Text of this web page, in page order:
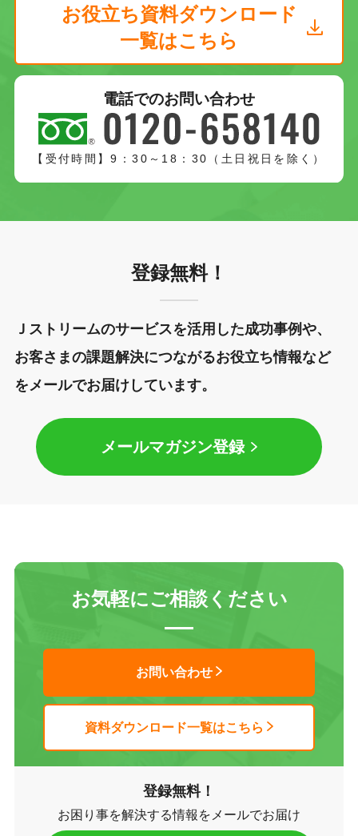
お役立ち資料ダウンロード
一覧はこちら
電話でのお問い合わせ
【受付時間】9：30～18：30（土日祝日を除く）
登録無料！
Ｊストリームのサービスを活用した成功事例や、
お客さまの課題解決につながるお役立ち情報など
をメールでお届けしています。
メールマガジン登録
お気軽にご相談ください
お問い合わせ
資料ダウンロード一覧はこちら
登録無料！
お困り事を解決する情報をメールでお届け